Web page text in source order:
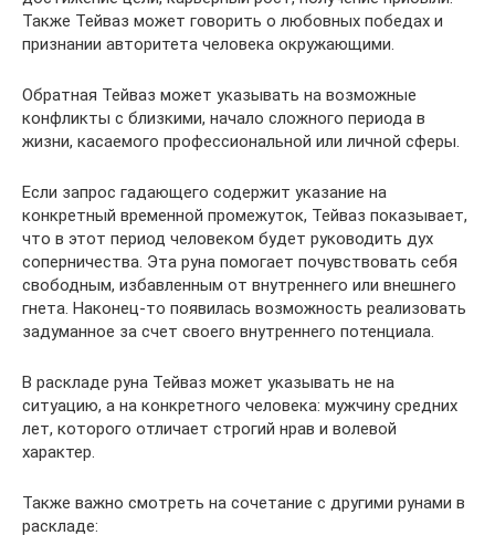
Также Тейваз может говорить о любовных победах и
признании авторитета человека окружающими.
Обратная Тейваз может указывать на возможные
конфликты с близкими, начало сложного периода в
жизни, касаемого профессиональной или личной сферы.
Если запрос гадающего содержит указание на
конкретный временной промежуток, Тейваз показывает,
что в этот период человеком будет руководить дух
соперничества. Эта руна помогает почувствовать себя
свободным, избавленным от внутреннего или внешнего
гнета. Наконец-то появилась возможность реализовать
задуманное за счет своего внутреннего потенциала.
В раскладе руна Тейваз может указывать не на
ситуацию, а на конкретного человека: мужчину средних
лет, которого отличает строгий нрав и волевой
характер.
Также важно смотреть на сочетание с другими рунами в
раскладе: